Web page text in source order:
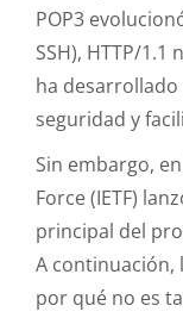
POP3
SSH), HTTP/
ha
seguridad y
Sin embargo,
Force (IETF)
principal del
A continuación,
por qué no es